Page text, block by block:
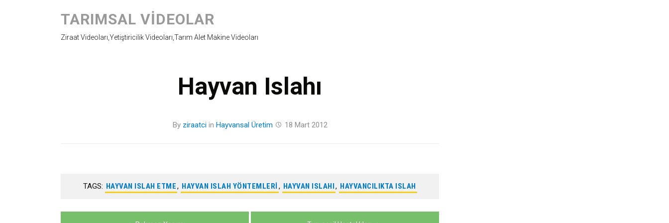
TARIMSAL VIDEOLAR
Ziraat Videoları,Yetiştiricilik Videoları,Tarım Alet Makine Videoları
Hayvan Islahı
By ziraatciin Hayvansal Üretim 18 Mart 2012
TAGS: HAYVAN ISLAH ETME, HAYVAN ISLAH YÖNTEMLERI , HAYVAN ISLAHI, HAYVANCILIKTA ISLAH